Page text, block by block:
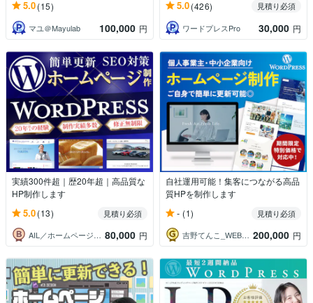
5.0(15)
マユ＠Mayulab 100,000 円
5.0(426)
見積り必須
ワードプレスPro
30,000 円
実績300件超｜歴20年超｜高品質な
HP制作します
5.0(13)
見積り必須
AIL／ホームページ・wordpress
80,000 円
自社運用可能！集客につながる高品
質HPを制作します
- (1)
見積り必須
吉野てんこ_WEB業界7年目デザイナー
200,000 円